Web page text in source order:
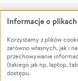
20zł
Dołącz do
Wpłać
Informacje o
Korzystamy z plików
zarówno własnych, jak i
przechowywanie
(takiego jak np. laptop,
dostępu.